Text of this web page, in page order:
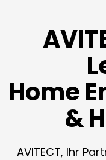
Home
&
AVITECT, Ihr